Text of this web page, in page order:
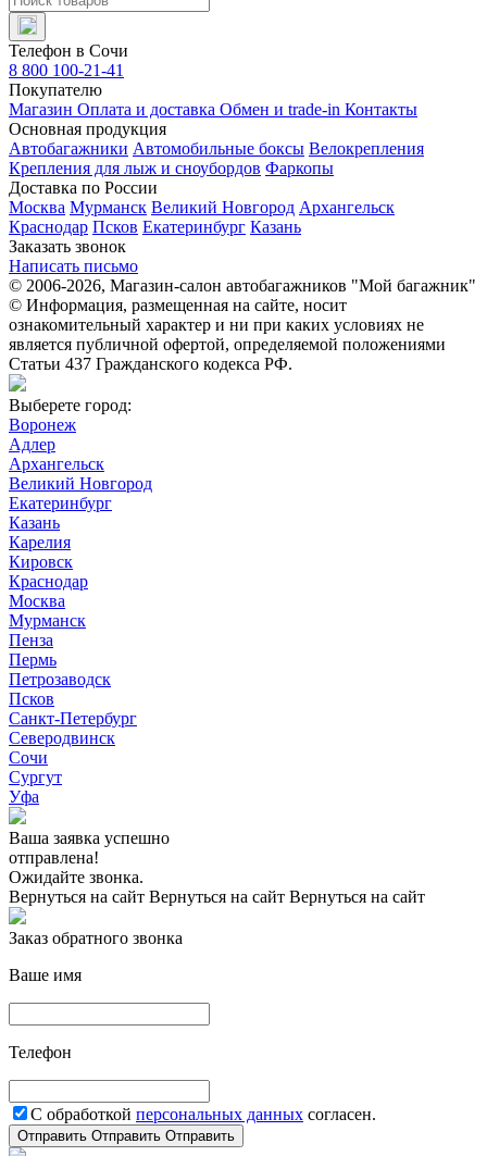
Телефон в Сочи
8 800 100-21-41
Покупателю
Магазин Оплата и доставка Обмен и trade-in Контакты
Основная продукция
Автобагажники Автомобильные боксы Велокрепления
Крепления для лыж и сноубордов Фаркопы
Доставка по России
Москва Мурманск Великий Новгород Архангельск
Краснодар Псков Екатеринбург Казань
Заказать звонок
Написать письмо
© 2006-2026, Магазин-салон автобагажников "Мой багажник"
© Информация, размещенная на сайте, носит
ознакомительный характер и ни при каких условиях не
является публичной офертой, определяемой положениями
Статьи 437 Гражданского кодекса РФ.
Выберете город:
Воронеж
Адлер
Архангельск
Великий Новгород
Екатеринбург
Казань
Карелия
Кировск
Краснодар
Москва
Мурманск
Пенза
Пермь
Петрозаводск
Псков
Санкт-Петербург
Северодвинск
Сочи
Сургут
Уфа
Ваша заявка успешно
отправлена!
Ожидайте звонка.
Вернуться на сайт Вернуться на сайт Вернуться на сайт
Заказ обратного звонка
Ваше имя
Телефон
С обработкой персональных данных согласен.
Отправить Отправить Отправить